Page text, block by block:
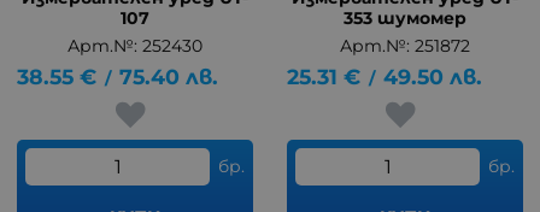
107
Арт.№: 252430
38.55 € / 75.40 лв.
бр.
353 шумомер
Арт.№: 251872
25.31 € / 49.50 лв.
бр.